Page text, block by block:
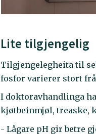
Lite tilgjengelig
Tilgjengelegheita til
fosfor varierer stort
I doktoravhandlinga
kjøtbeinmjøl, treaske,
- Lågare pH gir betre